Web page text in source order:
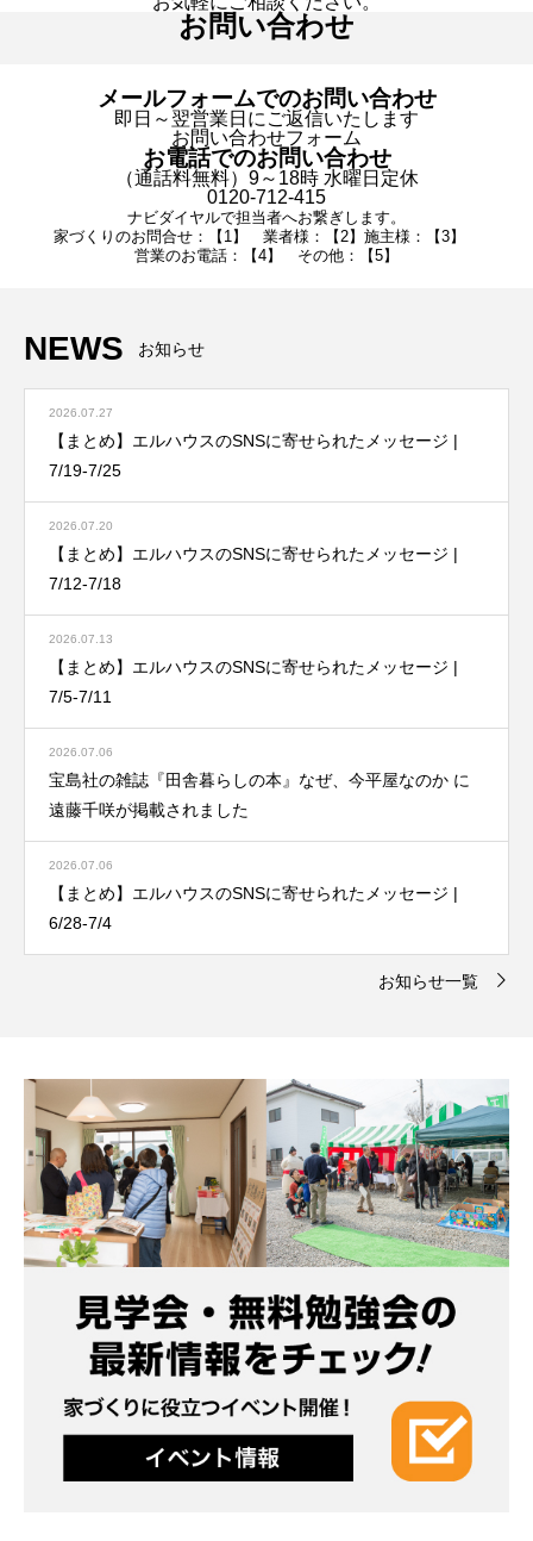
お問い合わせ
メールフォームでのお問い合わせ
即日～翌営業日にご返信いたします
お問い合わせフォーム
お電話でのお問い合わせ
（通話料無料）9～18時 水曜日定休
0120-712-415
ナビダイヤルで担当者へお繋ぎします。
家づくりのお問合せ：【1】 業者様：【2】施主様：【3】
営業のお電話：【4】 その他：【5】
NEWS お知らせ
2026.07.27
【まとめ】エルハウスのSNSに寄せられたメッセージ |
7/19-7/25
2026.07.20
【まとめ】エルハウスのSNSに寄せられたメッセージ |
7/12-7/18
2026.07.13
【まとめ】エルハウスのSNSに寄せられたメッセージ |
7/5-7/11
2026.07.06
宝島社の雑誌『田舎暮らしの本』なぜ、今平屋なのか に
遠藤千咲が掲載されました
2026.07.06
【まとめ】エルハウスのSNSに寄せられたメッセージ |
6/28-7/4
お知らせ一覧